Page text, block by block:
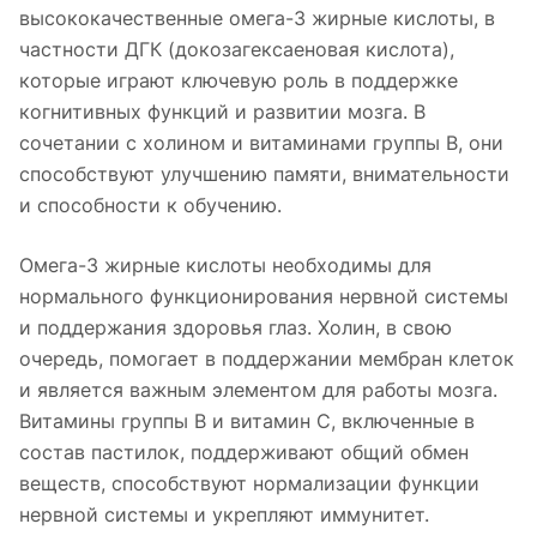
высококачественные омега-3 жирные кислоты, в
частности ДГК (докозагексаеновая кислота),
которые играют ключевую роль в поддержке
когнитивных функций и развитии мозга. В
сочетании с холином и витаминами группы В, они
способствуют улучшению памяти, внимательности
и способности к обучению.
Омега-3 жирные кислоты необходимы для
нормального функционирования нервной системы
и поддержания здоровья глаз. Холин, в свою
очередь, помогает в поддержании мембран клеток
и является важным элементом для работы мозга.
Витамины группы В и витамин С, включенные в
состав пастилок, поддерживают общий обмен
веществ, способствуют нормализации функции
нервной системы и укрепляют иммунитет.